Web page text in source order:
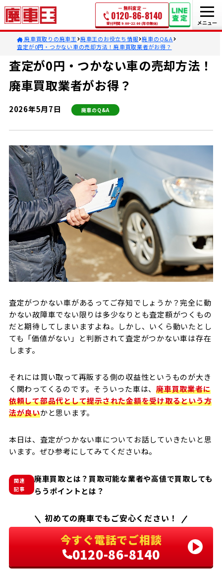
無料査定
0120-86-8140
受付時間 9:00~22:00 (年中無休)
廃車買取りの廃車王 廃車王のお役立ち情報 廃車のQ&A
査定が0円・つかない車の売却方法！廃車買取業者がお得？
査定が0円・つかない車の売却方法！
廃車買取業者がお得？
2026年5月7日 廃車のQ&A
査定がつかない車があるってご存知でしょうか？完全に動
かない故障車でない限りは多少なりとも査定額がつくもの
だと期待してしまいますよね。しかし、いくら動いたとし
ても「価値がない」と判断されて査定がつかない車は存在
します。
それには買い取って再販する側の収益性というものが大き
く関わってくるのです。そういった車は、廃車買取業者に
依頼して部品代として提示された金額を受け取るという方
法が良いかと思います。
本日は、査定がつかない車についてお話していきたいと思
います。ぜひ参考にしてみてくださいね。
関連
記事
廃車買取とは？買取可能な業者や高値で買取しても
らうポイントとは？
初めての廃車でもご安心ください！
今すぐ電話でご相談
0120-86-8140